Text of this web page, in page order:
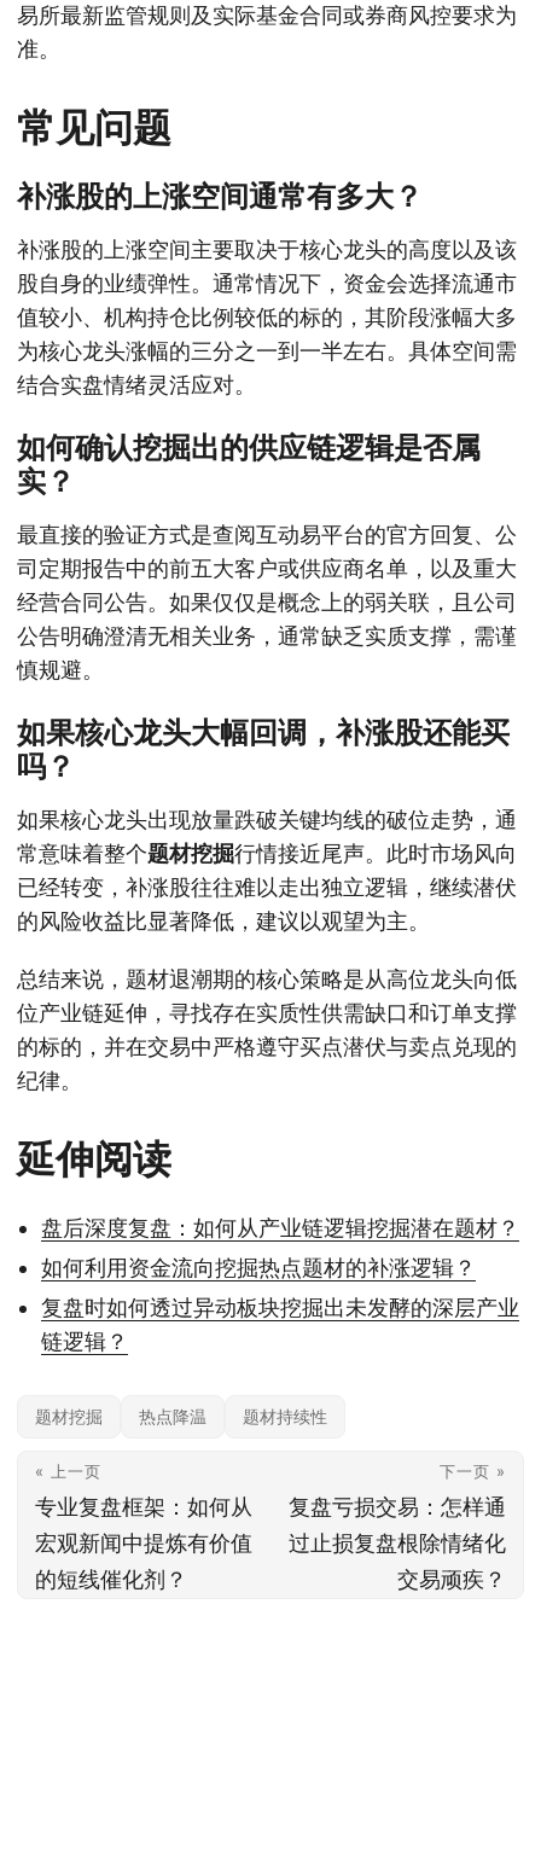
易所最新监管规则及实际基金合同或券商风控要求为
准。
常见问题
补涨股的上涨空间通常有多大？
补涨股的上涨空间主要取决于核心龙头的高度以及该
股自身的业绩弹性。通常情况下，资金会选择流通市
值较小、机构持仓比例较低的标的，其阶段涨幅大多
为核心龙头涨幅的三分之一到一半左右。具体空间需
结合实盘情绪灵活应对。
如何确认挖掘出的供应链逻辑是否属
实？
最直接的验证方式是查阅互动易平台的官方回复、公
司定期报告中的前五大客户或供应商名单，以及重大
经营合同公告。如果仅仅是概念上的弱关联，且公司
公告明确澄清无相关业务，通常缺乏实质支撑，需谨
慎规避。
如果核心龙头大幅回调，补涨股还能买
吗？
如果核心龙头出现放量跌破关键均线的破位走势，通
常意味着整个题材挖掘行情接近尾声。此时市场风向
已经转变，补涨股往往难以走出独立逻辑，继续潜伏
的风险收益比显著降低，建议以观望为主。
总结来说，题材退潮期的核心策略是从高位龙头向低
位产业链延伸，寻找存在实质性供需缺口和订单支撑
的标的，并在交易中严格遵守买点潜伏与卖点兑现的
纪律。
延伸阅读
盘后深度复盘：如何从产业链逻辑挖掘潜在题材？
如何利用资金流向挖掘热点题材的补涨逻辑？
复盘时如何透过异动板块挖掘出未发酵的深层产业
链逻辑？
题材挖掘 热点降温 题材持续性
« 上一页
专业复盘框架：如何从
宏观新闻中提炼有价值
的短线催化剂？
下一页 »
复盘亏损交易：怎样通
过止损复盘根除情绪化
交易顽疾？